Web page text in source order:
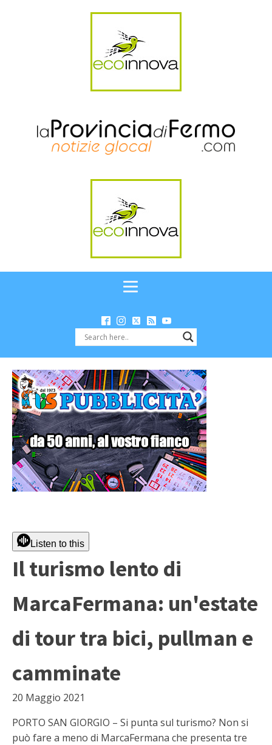
Listen to this
Il turismo lento di
MarcaFermana: un'estate
di tour tra bici, pullman e
camminate
20 Maggio 2021
PORTO SAN GIORGIO – Si punta sul turismo? Non si
può fare a meno di MarcaFermana che presenta tre